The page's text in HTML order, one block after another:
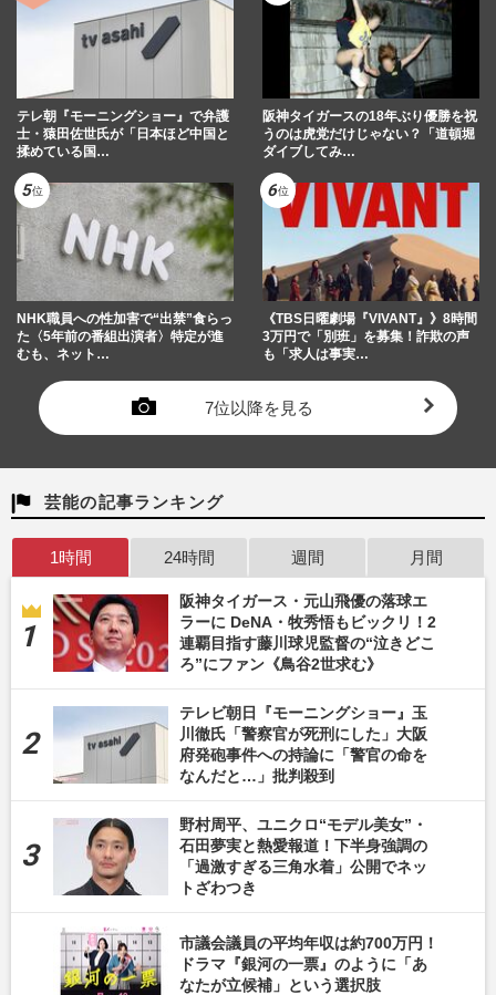
テレ朝『モーニングショー』で弁護
士・猿田佐世氏が「日本ほど中国と
揉めている国…
阪神タイガースの18年ぶり優勝を祝
うのは虎党だけじゃない？「道頓堀
ダイブしてみ…
NHK職員への性加害で“出禁”食らっ
た〈5年前の番組出演者〉特定が進
むも、ネット…
《TBS日曜劇場『VIVANT』》8時間
3万円で「別班」を募集！詐欺の声
も「求人は事実…
7位以降を見る
芸能の記事ランキング
1時間 24時間 週間 月間
阪神タイガース・元山飛優の落球エ
ラーに DeNA・牧秀悟もビックリ！2
連覇目指す藤川球児監督の“泣きどこ
ろ”にファン《鳥谷2世求む》
テレビ朝日『モーニングショー』玉
川徹氏「警察官が死刑にした」大阪
府発砲事件への持論に「警官の命を
なんだと…」批判殺到
野村周平、ユニクロ“モデル美女”・
石田夢実と熱愛報道！下半身強調の
「過激すぎる三角水着」公開でネッ
トざわつき
市議会議員の平均年収は約700万円！
ドラマ『銀河の一票』のように「あ
なたが立候補」という選択肢